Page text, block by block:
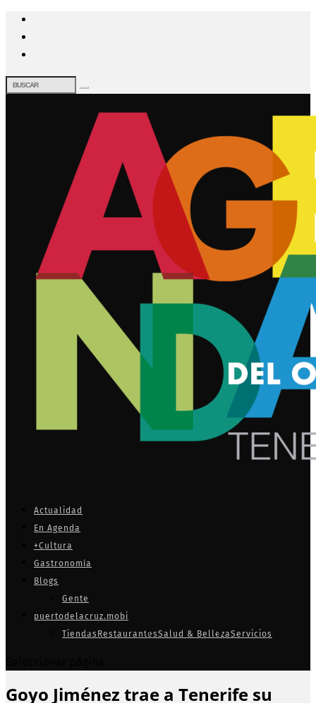
Actualidad
En Agenda
+Cultura
Gastronomía
Blogs
Gente
puertodelacruz.mobi
Tiendas RestaurantesSalud & BellezaServicios
Goyo Jiménez trae a Tenerife su